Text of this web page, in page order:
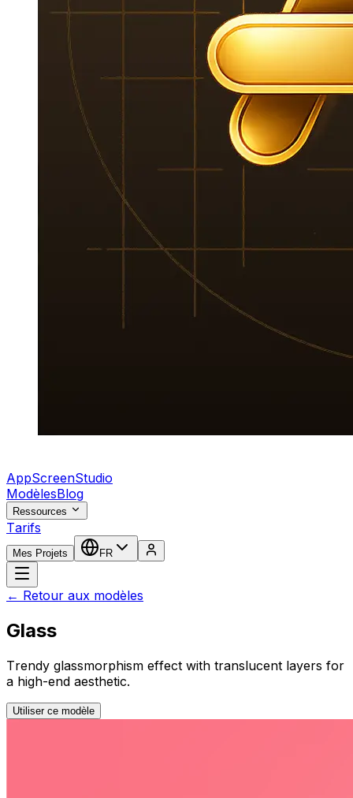
AppScreenStudio
ModèlesBlog
Ressources
Tarifs
Mes Projets FR
← Retour aux modèles
Glass
Trendy glassmorphism effect with translucent layers for
a high-end aesthetic.
Utiliser ce modèle